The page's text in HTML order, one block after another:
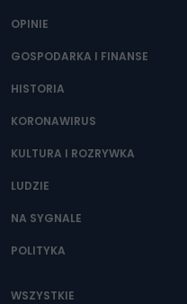
OPINIE
GOSPODARKA I FINANSE
HISTORIA
KORONAWIRUS
KULTURA I ROZRYWKA
LUDZIE
NA SYGNALE
POLITYKA
WSZYSTKIE